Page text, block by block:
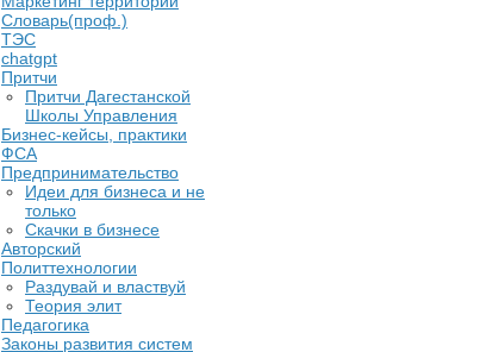
Словарь(проф.)
ТЭС
chatgpt
Притчи
Притчи Дагестанской
Школы Управления
Бизнес-кейсы, практики
ФСА
Предпринимательство
Идеи для бизнеса и не
только
Скачки в бизнесе
Авторский
Политтехнологии
Раздувай и властвуй
Теория элит
​Педагогика
Законы развития систем